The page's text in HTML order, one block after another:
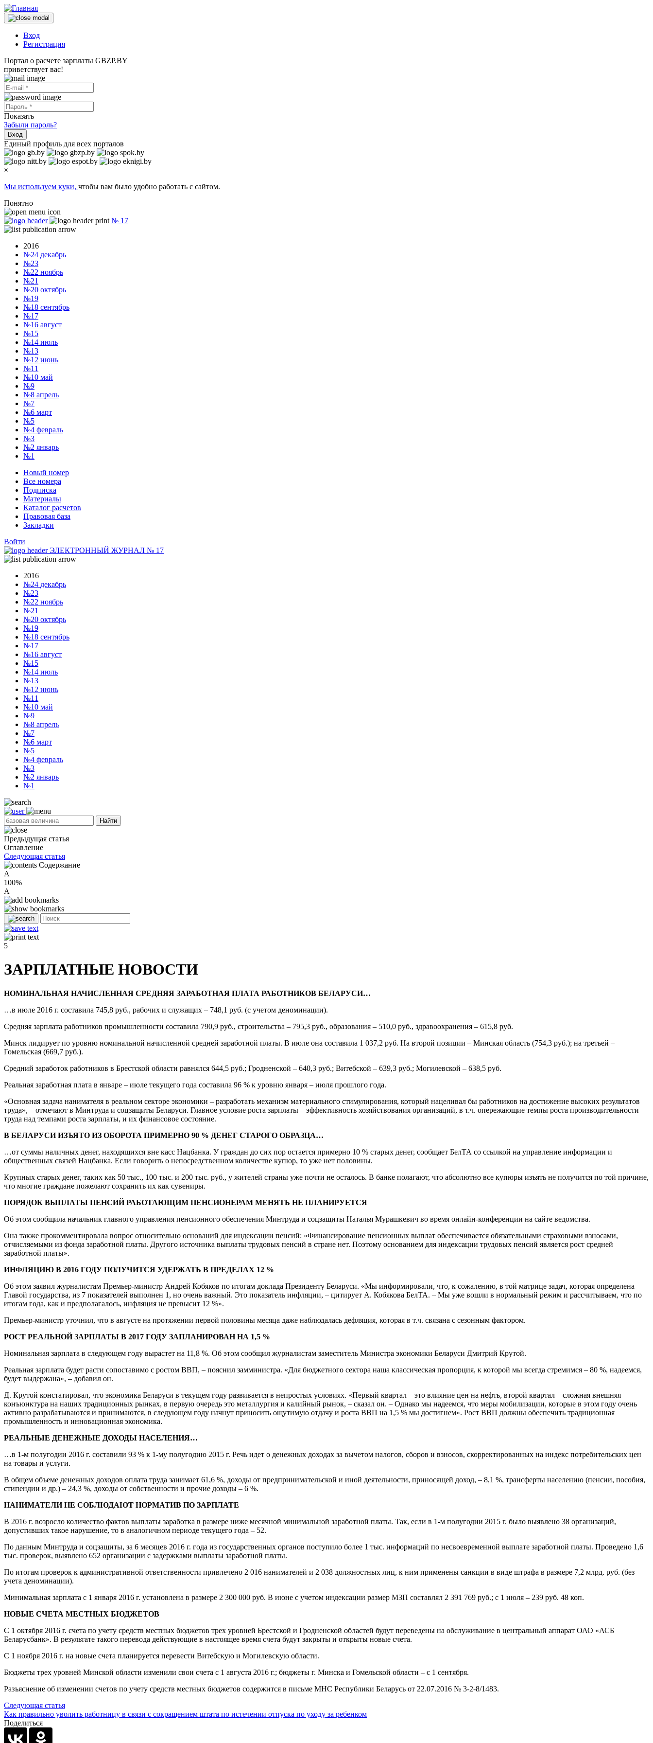
Вход
Регистрация
Портал о расчете зарплаты GBZP.BY
приветствует вас!
Показать
Забыли пароль?
Вход
Единый профиль для всех порталов
×
Мы используем куки, чтобы вам было удобно работать с сайтом.
Понятно
№ 17
2016
№24 декабрь
№23
№22 ноябрь
№21
№20 октябрь
№19
№18 сентябрь
№17
№16 август
№15
№14 июль
№13
№12 июнь
№11
№10 май
№9
№8 апрель
№7
№6 март
№5
№4 февраль
№3
№2 январь
№1
Новый номер
Все номера
Подписка
Материалы
Каталог расчетов
Правовая база
Закладки
Войти
ЭЛЕКТРОННЫЙ ЖУРНАЛ № 17
2016
№24 декабрь
№23
№22 ноябрь
№21
№20 октябрь
№19
№18 сентябрь
№17
№16 август
№15
№14 июль
№13
№12 июнь
№11
№10 май
№9
№8 апрель
№7
№6 март
№5
№4 февраль
№3
№2 январь
№1
Найти
Предыдущая статья
Оглавление
Следующая статья
Содержание
A
100%
A
5
ЗАРПЛАТНЫЕ НОВОСТИ
НОМИНАЛЬНАЯ НАЧИСЛЕННАЯ СРЕДНЯЯ ЗАРАБОТНАЯ ПЛАТА РАБОТНИКОВ БЕЛАРУСИ…
…в июле 2016 г. составила 745,8 руб., рабочих и служащих – 748,1 руб. (с учетом деноминации).
Средняя зарплата работников промышленности составила 790,9 руб., строительства – 795,3 руб., образования – 510,0 руб., здравоохранения – 615,8 руб.
Минск лидирует по уровню номинальной начисленной средней заработной платы. В июле она составила 1 037,2 руб. На второй позиции – Минская область (754,3 руб.); на третьей –
Гомельская (669,7 руб.).
Средний заработок работников в Брестской области равнялся 644,5 руб.; Гродненской – 640,3 руб.; Витебской – 639,3 руб.; Могилевской – 638,5 руб.
Реальная заработная плата в январе – июле текущего года составила 96 % к уровню января – июля прошлого года.
«Основная задача нанимателя в реальном секторе экономики – разработать механизм материального стимулирования, который нацеливал бы работников на достижение высоких результатов
труда», – отмечают в Минтруда и соцзащиты Беларуси. Главное условие роста зарплаты – эффективность хозяйствования организаций, в т.ч. опережающие темпы роста производительности
труда над темпами роста зарплаты, и их финансовое состояние.
В БЕЛАРУСИ ИЗЪЯТО ИЗ ОБОРОТА ПРИМЕРНО 90 % ДЕНЕГ СТАРОГО ОБРАЗЦА…
…от суммы наличных денег, находящихся вне касс Нацбанка. У граждан до сих пор остается примерно 10 % старых денег, сообщает БелТА со ссылкой на управление информации и
общественных связей Нацбанка. Если говорить о непосредственном количестве купюр, то уже нет половины.
Крупных старых денег, таких как 50 тыс., 100 тыс. и 200 тыс. руб., у жителей страны уже почти не осталось. В банке полагают, что абсолютно все купюры изъять не получится по той причине,
что многие граждане пожелают сохранить их как сувениры.
ПОРЯДОК ВЫПЛАТЫ ПЕНСИЙ РАБОТАЮЩИМ ПЕНСИОНЕРАМ МЕНЯТЬ НЕ ПЛАНИРУЕТСЯ
Об этом сообщила начальник главного управления пенсионного обеспечения Минтруда и соцзащиты Наталья Мурашкевич во время онлайн-конференции на сайте ведомства.
Она также прокомментировала вопрос относительно оснований для индексации пенсий: «Финансирование пенсионных выплат обеспечивается обязательными страховыми взносами,
отчисляемыми из фонда заработной платы. Другого источника выплаты трудовых пенсий в стране нет. Поэтому основанием для индексации трудовых пенсий является рост средней
заработной платы».
ИНФЛЯЦИЮ В 2016 ГОДУ ПОЛУЧИТСЯ УДЕРЖАТЬ В ПРЕДЕЛАХ 12 %
Об этом заявил журналистам Премьер-министр Андрей Кобяков по итогам доклада Президенту Беларуси. «Мы информировали, что, к сожалению, в той матрице задач, которая определена
Главой государства, из 7 показателей выполнен 1, но очень важный. Это показатель инфляции, – цитирует А. Кобякова БелТА. – Мы уже вошли в нормальный режим и рассчитываем, что по
итогам года, как и предполагалось, инфляция не превысит 12 %».
Премьер-министр уточнил, что в августе на протяжении первой половины месяца даже наблюдалась дефляция, которая в т.ч. связана с сезонным фактором.
РОСТ РЕАЛЬНОЙ ЗАРПЛАТЫ В 2017 ГОДУ ЗАПЛАНИРОВАН НА 1,5 %
Номинальная зарплата в следующем году вырастет на 11,8 %. Об этом сообщил журналистам заместитель Министра экономики Беларуси Дмитрий Крутой.
Реальная зарплата будет расти сопоставимо с ростом ВВП, – пояснил замминистра. «Для бюджетного сектора наша классическая пропорция, к которой мы всегда стремимся – 80 %, надеемся,
будет выдержана», – добавил он.
Д. Крутой констатировал, что экономика Беларуси в текущем году развивается в непростых условиях. «Первый квартал – это влияние цен на нефть, второй квартал – сложная внешняя
конъюнктура на наших традиционных рынках, в первую очередь это металлургия и калийный рынок, – сказал он. – Однако мы надеемся, что меры мобилизации, которые в этом году очень
активно разрабатываются и принимаются, в следующем году начнут приносить ощутимую отдачу и роста ВВП на 1,5 % мы достигнем». Рост ВВП должны обеспечить традиционная
промышленность и инновационная экономика.
РЕАЛЬНЫЕ ДЕНЕЖНЫЕ ДОХОДЫ НАСЕЛЕНИЯ…
…в 1-м полугодии 2016 г. составили 93 % к 1-му полугодию 2015 г. Речь идет о денежных доходах за вычетом налогов, сборов и взносов, скорректированных на индекс потребительских цен
на товары и услуги.
В общем объеме денежных доходов оплата труда занимает 61,6 %, доходы от предпринимательской и иной деятельности, приносящей доход, – 8,1 %, трансферты населению (пенсии, пособия,
стипендии и др.) – 24,3 %, доходы от собственности и прочие доходы – 6 %.
НАНИМАТЕЛИ НЕ СОБЛЮДАЮТ НОРМАТИВ ПО ЗАРПЛАТЕ
В 2016 г. возросло количество фактов выплаты заработка в размере ниже месячной минимальной заработной платы. Так, если в 1-м полугодии 2015 г. было выявлено 38 организаций,
допустивших такое нарушение, то в аналогичном периоде текущего года – 52.
По данным Минтруда и соцзащиты, за 6 месяцев 2016 г. года из государственных органов поступило более 1 тыс. информаций по несвоевременной выплате заработной платы. Проведено 1,6
тыс. проверок, выявлено 652 организации с задержками выплаты заработной платы.
По итогам проверок к административной ответственности привлечено 2 016 нанимателей и 2 038 должностных лиц, к ним применены санкции в виде штрафа в размере 7,2 млрд. руб. (без
учета деноминации).
Минимальная зарплата с 1 января 2016 г. установлена в размере 2 300 000 руб. В июне с учетом индексации размер МЗП составлял 2 391 769 руб.; с 1 июля – 239 руб. 48 коп.
НОВЫЕ СЧЕТА МЕСТНЫХ БЮДЖЕТОВ
С 1 октября 2016 г. счета по учету средств местных бюджетов трех уровней Брестской и Гродненской областей будут переведены на обслуживание в центральный аппарат ОАО «АСБ
Беларусбанк». В результате такого перевода действующие в настоящее время счета будут закрыты и открыты новые счета.
С 1 ноября 2016 г. на новые счета планируется перевести Витебскую и Могилевскую области.
Бюджеты трех уровней Минской области изменили свои счета с 1 августа 2016 г.; бюджеты г. Минска и Гомельской области – с 1 сентября.
Разъяснение об изменении счетов по учету средств местных бюджетов содержится в письме МНС Республики Беларусь от 22.07.2016 № 3-2-8/1483.
Следующая статья
Как правильно уволить работницу в связи с сокращением штата по истечении отпуска по уходу за ребенком
Поделиться